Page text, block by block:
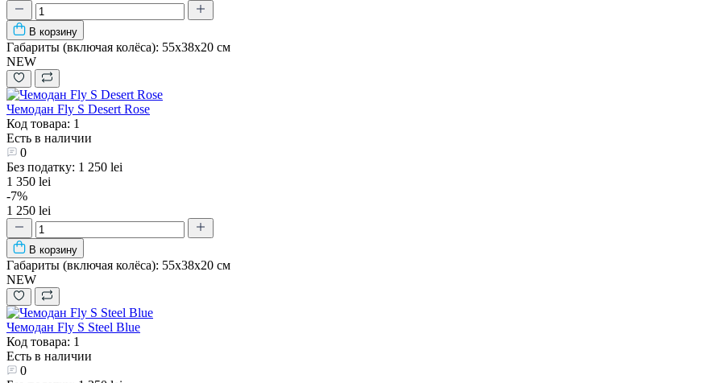
В корзину
Габариты (включая колёса): 55х38х20 см
NEW
Чемодан Fly S Desert Rose
Код товара: 1
Есть в наличии
0
Без податку: 1 250 lei
1 350 lei
-7%
1 250 lei
В корзину
Габариты (включая колёса): 55х38х20 см
NEW
Чемодан Fly S Steel Blue
Код товара: 1
Есть в наличии
0